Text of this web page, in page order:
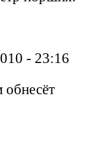
- 23:16
обнесёт